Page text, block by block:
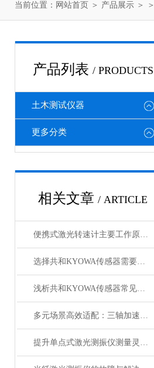
当前位置： 网站首页 ＞ 产品展示 ＞ ＞
产品列表 / PRODUCTS
土木测试仪器
更多分类
相关文章 / ARTICLE
便携式激光转速计主要工作原理是什么？
选择共和KYOWA传感器需要考虑的因素？
浅析共和KYOWA传感器常见故障出现的原因
多元场景高效适配：三轴加速度传感器的产品优势
提升单点式激光测振仪测量灵敏度的策略